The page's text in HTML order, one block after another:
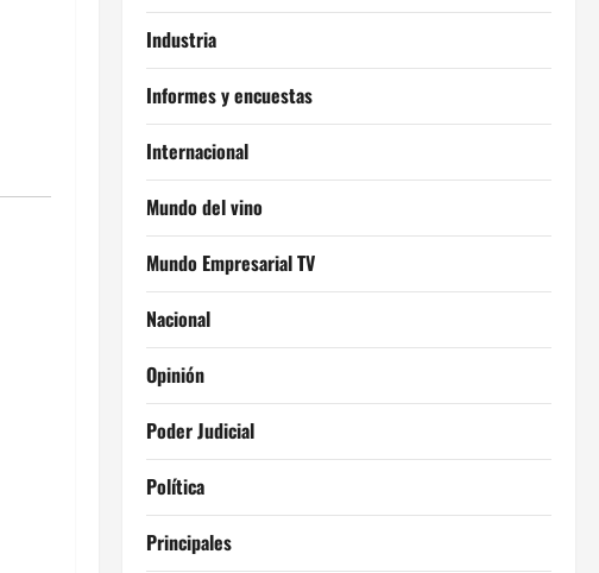
Industria
Informes y encuestas
Internacional
Mundo del vino
Mundo Empresarial TV
Nacional
Opinión
Poder Judicial
Política
Principales